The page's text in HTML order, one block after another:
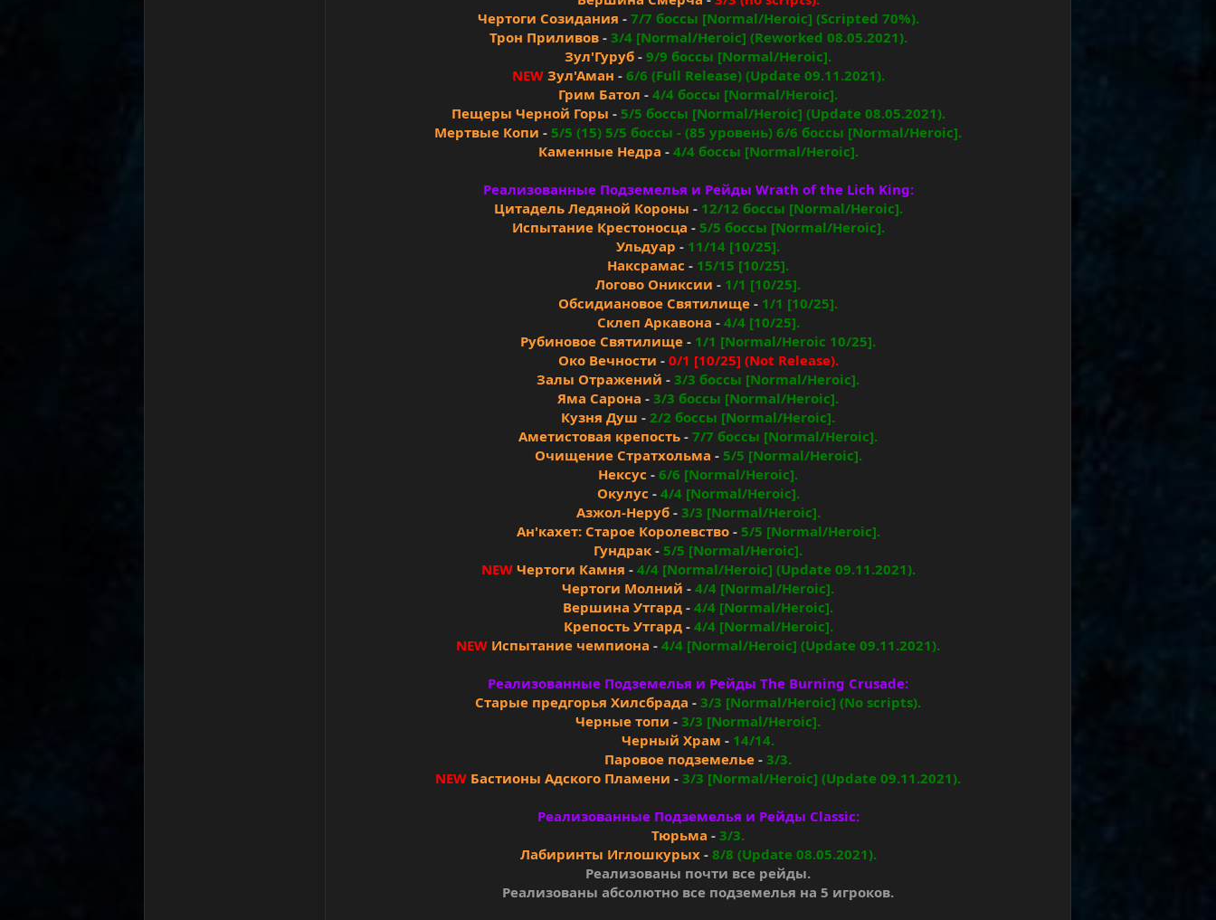
Чертоги Созидания - 7/7 боссы [Normal/Heroic] (Scripted 70%).
Трон Приливов- 3/4 [Normal/Heroic] (Reworked 08.05.2021).
Зул'Гуруб -9/9 боссы [Normal/Heroic].
NEW Зул'Аман - 6/6 (Full Release) (Update 09.11.2021).
Грим Батол -4/4 боссы [Normal/Heroic].
Пещеры Черной Горы - 5/5 боссы [Normal/Heroic] (Update 08.05.2021).
Мертвые Копи -5/5 (15) 5/5 боссы - (85 уровень) 6/6 боссы [Normal/Heroic].
Каменные Недра - 4/4 боссы [Normal/Heroic].
Реализованные Подземелья и Рейды Wrath of the Lich King:
Цитадель Ледяной Короны - 12/12 боссы [Normal/Heroic].
Испытание Крестоносца - 5/5 боссы [Normal/Heroic].
Ульдуар - 11/14 [10/25].
Наксрамас - 15/15 [10/25].
Логово Ониксии - 1/1 [10/25].
Обсидиановое Святилище - 1/1 [10/25].
Склеп Аркавона - 4/4 [10/25].
Рубиновое Святилище - 1/1 [Normal/Heroic 10/25].
Око Вечности - 0/1 [10/25] (Not Release).
Залы Отражений -3/3 боссы [Normal/Heroic].
Яма Сарона -3/3 боссы [Normal/Heroic].
Кузня Душ -2/2 боссы [Normal/Heroic].
Аметистовая крепость -7/7 боссы [Normal/Heroic].
Очищение Стратхольма - 5/5 [Normal/Heroic].
Нексус -6/6 [Normal/Heroic].
Окулус - 4/4 [Normal/Heroic].
Азжол-Неруб- 3/3 [Normal/Heroic].
Ан'кахет: Старое Королевство- 5/5 [Normal/Heroic].
Гундрак -5/5 [Normal/Heroic].
NEW Чертоги Камня - 4/4 [Normal/Heroic] (Update 09.11.2021).
Чертоги Молний -4/4 [Normal/Heroic].
Вершина Утгард -4/4 [Normal/Heroic].
Крепость Утгард- 4/4 [Normal/Heroic].
NEW Испытание чемпиона -4/4 [Normal/Heroic] (Update 09.11.2021).
Реализованные Подземелья и Рейды The Burning Crusade:
Старые предгорья Хилсбрада -3/3 [Normal/Heroic] (No scripts).
Черные топи -3/3 [Normal/Heroic].
Черный Храм - 14/14.
Паровое подземелье -3/3.
NEW Бастионы Адского Пламени -3/3 [Normal/Heroic] (Update 09.11.2021).
Реализованные Подземелья и Рейды Classic:
Тюрьма -3/3.
Лабиринты Иглошкурых- 8/8 (Update 08.05.2021).
Реализованы почти все рейды.
Реализованы абсолютно все подземелья на 5 игроков.